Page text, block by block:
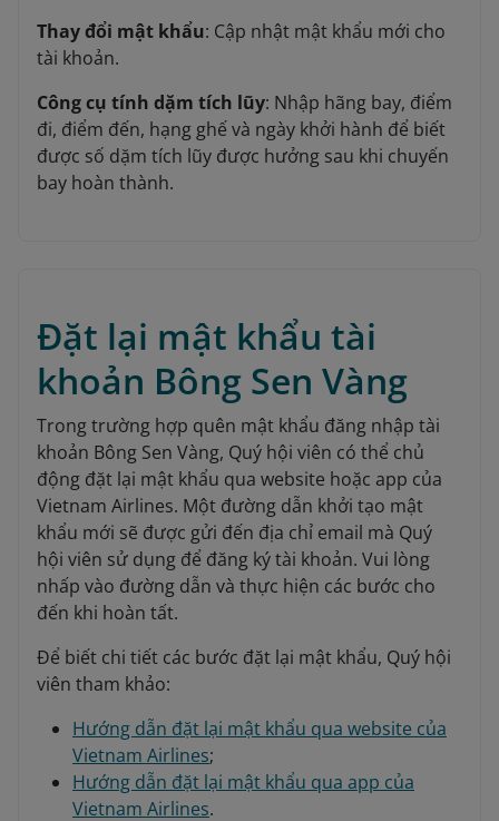
Thay đổi mật khẩu: Cập nhật mật khẩu mới cho
tài khoản.
Công cụ tính dặm tích lũy: Nhập hãng bay, điểm
đi, điểm đến, hạng ghế và ngày khởi hành để biết
được số dặm tích lũy được hưởng sau khi chuyến
bay hoàn thành.
Đặt lại mật khẩu tài
khoản Bông Sen Vàng
Trong trường hợp quên mật khẩu đăng nhập tài
khoản Bông Sen Vàng, Quý hội viên có thể chủ
động đặt lại mật khẩu qua website hoặc app của
Vietnam Airlines. Một đường dẫn khởi tạo mật
khẩu mới sẽ được gửi đến địa chỉ email mà Quý
hội viên sử dụng để đăng ký tài khoản. Vui lòng
nhấp vào đường dẫn và thực hiện các bước cho
đến khi hoàn tất.
Để biết chi tiết các bước đặt lại mật khẩu, Quý hội
viên tham khảo:
Hướng dẫn đặt lại mật khẩu qua website của
Vietnam Airlines;
Hướng dẫn đặt lại mật khẩu qua app của
Vietnam Airlines.